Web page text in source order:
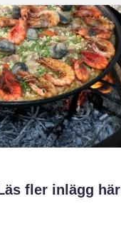
fler inlägg här